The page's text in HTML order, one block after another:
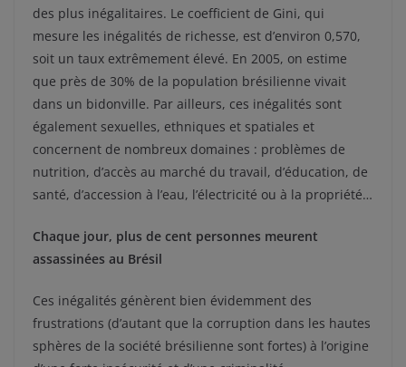
des plus inégalitaires. Le coefficient de Gini, qui
mesure les inégalités de richesse, est d’environ 0,570,
soit un taux extrêmement élevé. En 2005, on estime
que près de 30% de la population brésilienne vivait
dans un bidonville. Par ailleurs, ces inégalités sont
également sexuelles, ethniques et spatiales et
concernent de nombreux domaines : problèmes de
nutrition, d’accès au marché du travail, d’éducation, de
santé, d’accession à l’eau, l’électricité ou à la propriété…
Chaque jour, plus de cent personnes meurent
assassinées au Brésil
Ces inégalités génèrent bien évidemment des
frustrations (d’autant que la corruption dans les hautes
sphères de la société brésilienne sont fortes) à l’origine